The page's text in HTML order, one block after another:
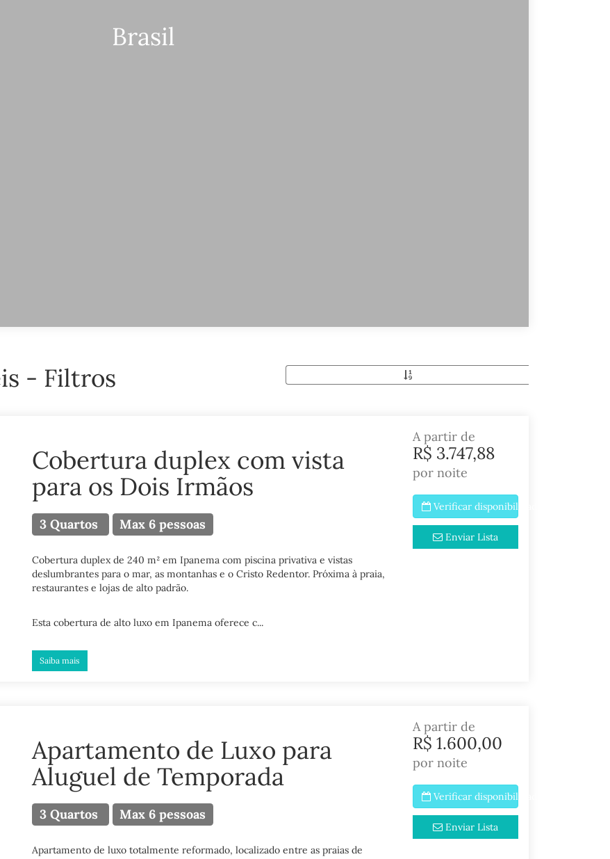
Brasil
- Filtros
Cobertura duplex com vista
para os Dois Irmãos
3 Quartos Max 6 pessoas
Cobertura duplex de 240 m² em Ipanema com piscina privativa e vistas
deslumbrantes para o mar, as montanhas e o Cristo Redentor. Próxima à praia,
restaurantes e lojas de alto padrão.
Esta cobertura de alto luxo em Ipanema oferece c...
Saiba mais
A partir de
R$ 3.747,88
por noite
Verificar disponibilidade
Enviar Lista
Apartamento de Luxo para
Aluguel de Temporada
3 Quartos Max 6 pessoas
Apartamento de luxo totalmente reformado, localizado entre as praias de
A partir de
R$ 1.600,00
por noite
Verificar disponibilidade
Enviar Lista